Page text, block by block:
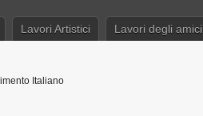
Lavori Artistici
Lavori degli amici
Italiano